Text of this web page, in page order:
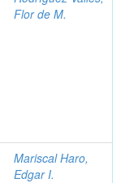
Flor de M.
Mariscal Haro,
Edgar I.